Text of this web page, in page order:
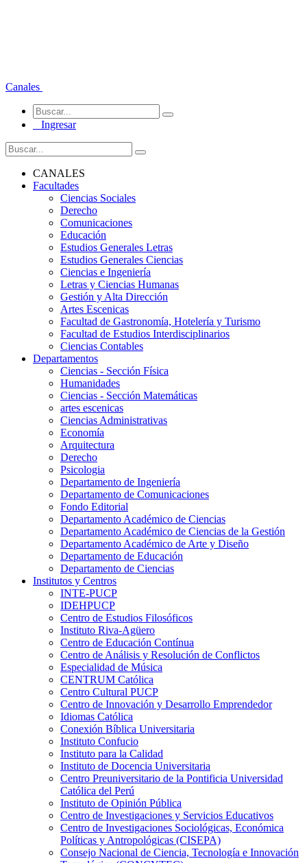
Canales
Ingresar
CANALES
Facultades
Ciencias Sociales
Derecho
Comunicaciones
Educación
Estudios Generales Letras
Estudios Generales Ciencias
Ciencias e Ingeniería
Letras y Ciencias Humanas
Gestión y Alta Dirección
Artes Escenicas
Facultad de Gastronomía, Hotelería y Turismo
Facultad de Estudios Interdisciplinarios
Ciencias Contables
Departamentos
Ciencias - Sección Física
Humanidades
Ciencias - Sección Matemáticas
artes escenicas
Ciencias Administrativas
Economía
Arquitectura
Derecho
Psicologia
Departamento de Ingeniería
Departamento de Comunicaciones
Fondo Editorial
Departamento Académico de Ciencias
Departamento Académico de Ciencias de la Gestión
Departamento Académico de Arte y Diseño
Departamento de Educación
Departamento de Ciencias
Institutos y Centros
INTE-PUCP
IDEHPUCP
Centro de Estudios Filosóficos
Instituto Riva-Agüero
Centro de Educación Contínua
Centro de Análisis y Resolución de Conflictos
Especialidad de Música
CENTRUM Católica
Centro Cultural PUCP
Centro de Innovación y Desarrollo Emprendedor
Idiomas Católica
Conexión Bíblica Universitaria
Instituto Confucio
Instituto para la Calidad
Instituto de Docencia Universitaria
Centro Preuniversitario de la Pontificia Universidad
Católica del Perú
Instituto de Opinión Pública
Centro de Investigaciones y Servicios Educativos
Centro de Investigaciones Sociológicas, Económica
Políticas y Antropológicas (CISEPA)
Consejo Nacional de Ciencia, Tecnología e Innovación